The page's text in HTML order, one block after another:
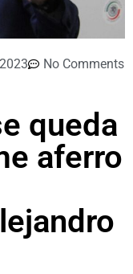
No Comments
queda
aferro